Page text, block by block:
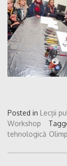
Posted in Lecții
Workshop
tehnologică